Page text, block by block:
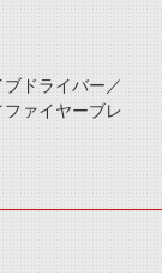
ドライバー／
ァイヤーブレ